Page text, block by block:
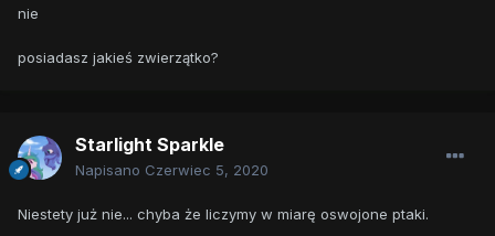
nie
posiadasz jakieś zwierzątko?
Starlight Sparkle
Napisano Czerwiec 5, 2020
Niestety już nie... chyba że liczymy w miarę oswojone ptaki.